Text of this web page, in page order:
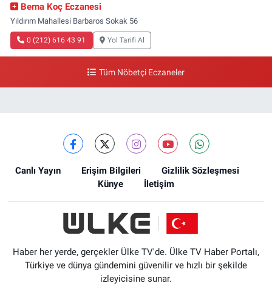
Berna Koç Eczanesi
Yıldırım Mahallesi Barbaros Sokak 56
0 (212) 616 43 91 Yol Tarifi Al
Tüm Nöbetçi Eczaneler
Canlı Yayın Erişim Bilgileri
Gizlilik Sözleşmesi
Künye
İletişim
Haber her yerde, gerçekler Ülke TV'de. Ülke TV Haber Portalı,
Türkiye ve dünya gündemini güvenilir ve hızlı bir şekilde
izleyicisine sunar.